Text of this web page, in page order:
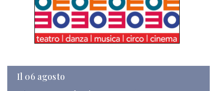
Il 06 agosto